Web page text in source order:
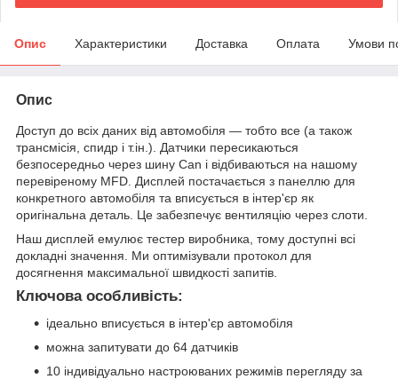
Опис Характеристики Доставка Оплата Умови
Опис
Доступ до всіх даних від автомобіля — тобто все (а також
трансмісія, спидр і т.ін.). Датчики пересикаються
безпосередньо через шину Can і відбиваються на нашому
перевіреному MFD. Дисплей постачається з панеллю для
конкретного автомобіля та вписується в інтер'єр як
оригінальна деталь. Це забезпечує вентиляцію через слоти.
Наш дисплей емулює тестер виробника, тому доступні всі
докладні значення. Ми оптимізували протокол для
досягнення максимальної швидкості запитів.
Ключова особливість:
ідеально вписується в інтер'єр автомобіля
можна запитувати до 64 датчиків
10 індивідуально настроюваних режимів перегляду за